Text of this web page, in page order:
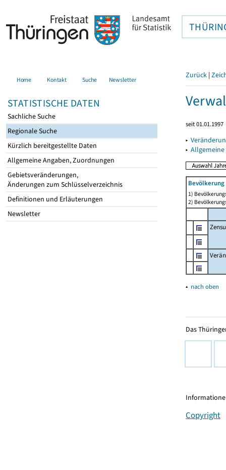
Home Kontakt Suche Newsletter
STATISTISCHE DATEN
Sachliche Suche
Regionale Suche
Kürzlich bereitgestellte Daten
Allgemeine Angaben, Zuordnungen
Gebietsveränderungen,
Änderungen zum Schlüsselverzeichnis
Definitionen und Erläuterungen
Newsletter
Zurück |
seit 01.01.1997
▸
▸
Bevölkerung
1)
2)
▴ nach oben
Das
Copyright